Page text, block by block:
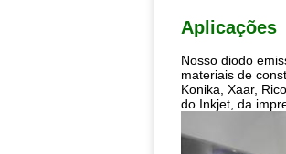
Aplicações
Nosso diodo
materiais de
Konika, Xaar,
do Inkjet, da